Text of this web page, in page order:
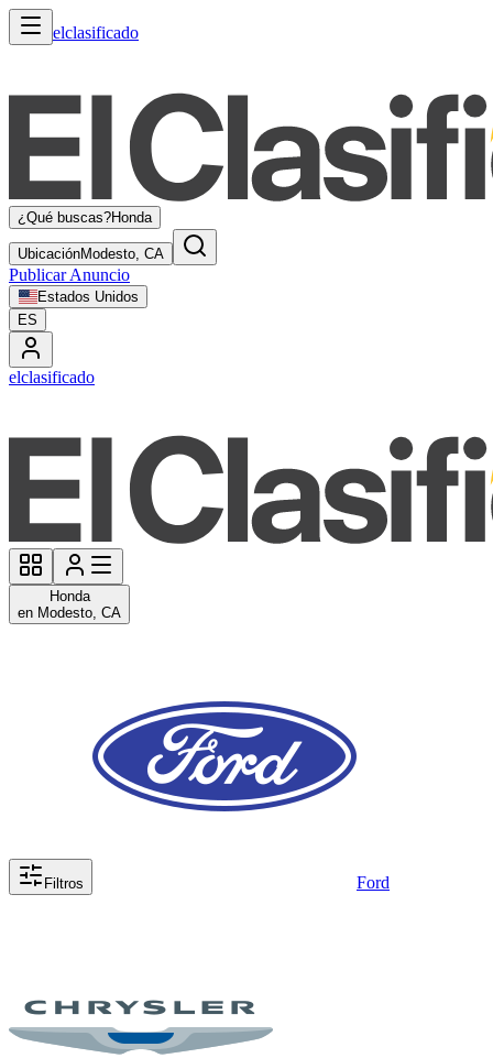
elclasificado
¿Qué buscas?Honda
UbicaciónModesto, CA
Publicar Anuncio
Estados Unidos
ES
elclasificado
Honda
en Modesto, CA
Filtros Ford